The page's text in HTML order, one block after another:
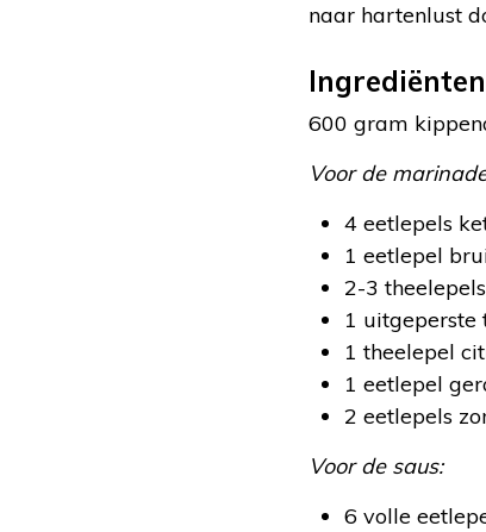
naar hartenlust
600 gram
Voor de
4 eetlepels
1 eetlepel
2-3
1 uitgeperste
1 theelepel
1 eetlepel
2 eetlepels
Voor de saus:
6 volle